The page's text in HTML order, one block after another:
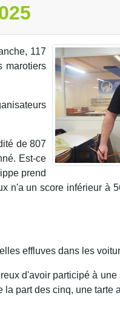
117
marotiers
de 807
Est-ce
prend
n'a un score inférieur à
effluves dans les
d'avoir participé à
part des cinq, une tarte